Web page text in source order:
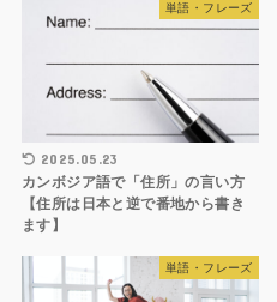
単語・フレーズ
2025.05.23
カンボジア語で「住所」の言い方
【住所は日本と逆で番地から書き
ます】
単語・フレーズ